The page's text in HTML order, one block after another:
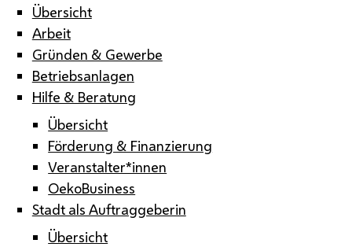
Übersicht
Arbeit
Gründen & Gewerbe
Betriebsanlagen
Hilfe & Beratung
Übersicht
Förderung & Finanzierung
Veranstalter*innen
OekoBusiness
Stadt als Auftraggeberin
Übersicht